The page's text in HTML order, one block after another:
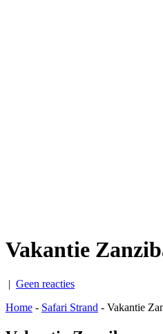
Vakantie
| Geen reacties
Home - Safari Strand - Vakantie